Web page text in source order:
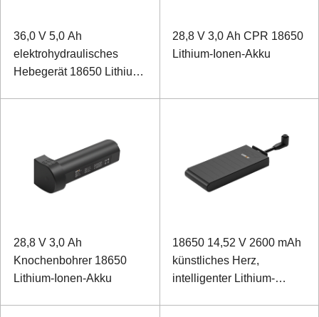
36,0 V 5,0 Ah
elektrohydraulisches
Hebegerät 18650 Lithium-
28,8 V 3,0 Ah CPR 18650
Lithium-Ionen-Akku
28,8 V 3,0 Ah
Knochenbohrer 18650
Lithium-Ionen-Akku
18650 14,52 V 2600 mAh
künstliches Herz,
intelligenter Lithium-